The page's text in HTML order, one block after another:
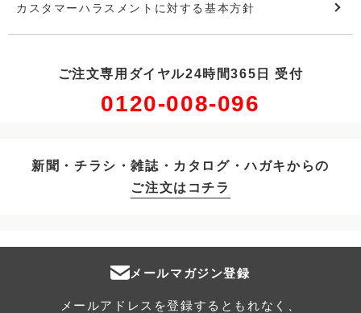
カスタマーハラスメントに対する基本方針
ご注文専用ダイヤル24時間365日 受付
0120-008-096
新聞・チラシ・雑誌・カタログ・ハガキからの
ご注文はコチラ
メールマガジン登録
メールアドレスを登録するともれなく、